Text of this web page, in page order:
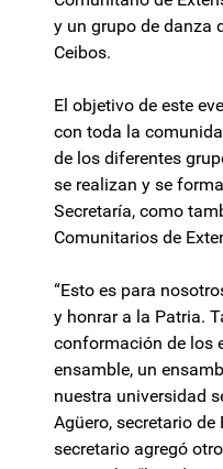
y un grupo de danza
Ceibos.
El objetivo de este
con toda la
de los diferentes
se realizan y se
Secretaría, como
Comunitarios de
“Esto es para
y honrar a la Patria.
conformación de los
ensamble, un
nuestra universidad
Agüero, secretario de
secretario agregó